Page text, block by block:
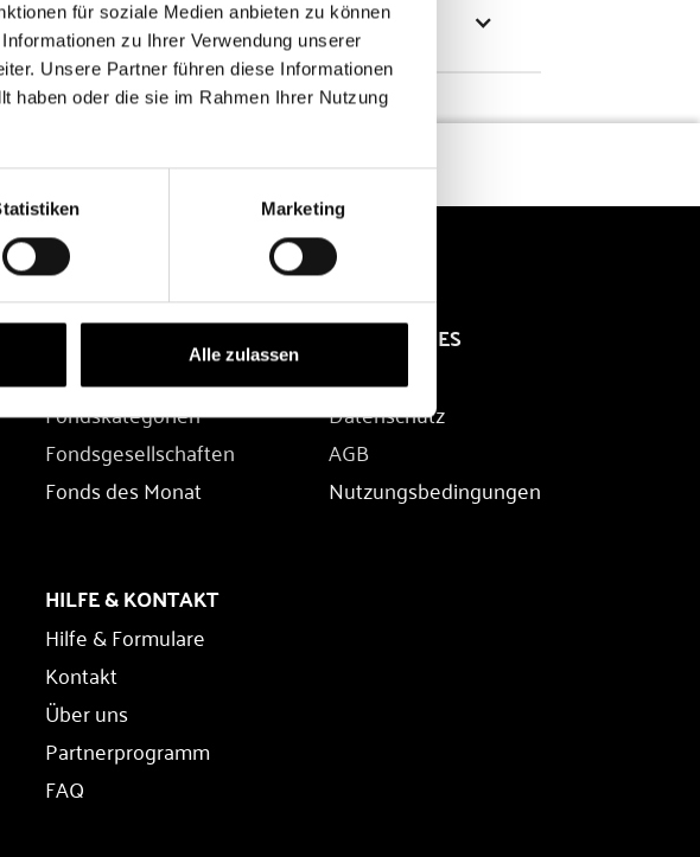
für soziale Medien anbieten zu können
zu Ihrer Verwendung unserer
Unsere Partner führen diese Informationen
haben oder die sie im Rahmen Ihrer Nutzung
Marketing
Alle zulassen
& Risiken
FONDS
Fondssuche
Fondskategorien
Fondsgesellschaften
Fonds des Monat
RECHTLICHES
Impressum
Datenschutz
AGB
Nutzungsbedingungen
HILFE & KONTAKT
Hilfe & Formulare
Kontakt
Über uns
Partnerprogramm
FAQ